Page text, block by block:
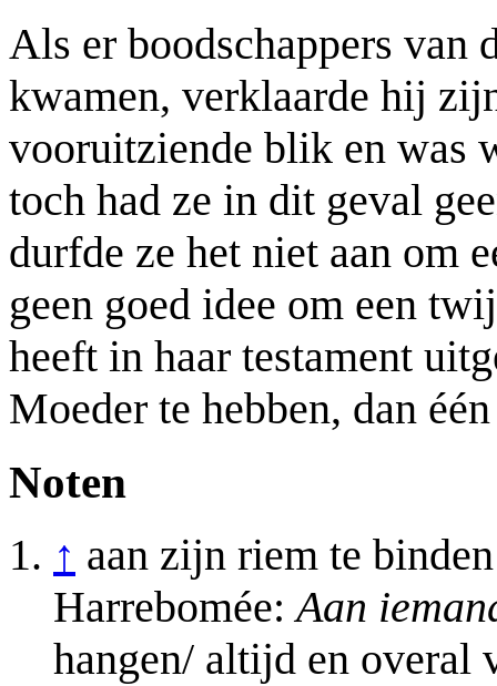
Als er boodschappers van
kwamen, verklaarde hij
vooruitziende blik en was
toch had ze in dit geval
durfde ze het niet aan om
geen goed idee om een
heeft in haar testament
Moeder te hebben, dan
Noten
↑ aan zijn riem te
Harrebomée:Aan
hangen/ altijd en overal